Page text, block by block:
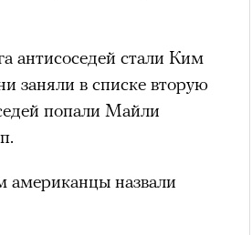
антисоседей стали Ким
заняли в списке вторую
попали Майли
назвали